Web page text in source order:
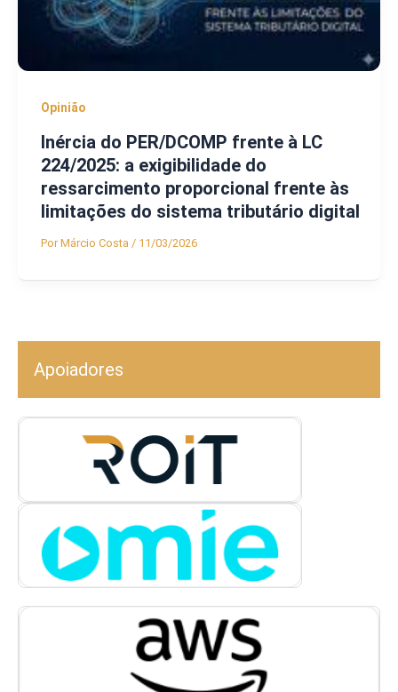
Opinião
Inércia do PER/DCOMP frente à LC
224/2025: a exigibilidade do
ressarcimento proporcional frente às
limitações do sistema tributário digital
PorMárcio Costa / 11/03/2026
Apoiadores